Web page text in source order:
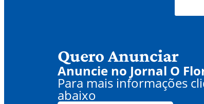
Quero Anunciar
Anuncie no Jornal O
Para mais informações
abaixo